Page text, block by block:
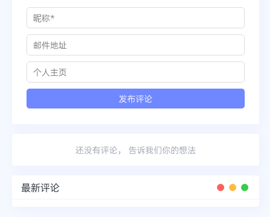
还没有评论， 告诉我们你的想法
最新评论